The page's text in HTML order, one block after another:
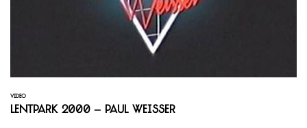
VIDEO
Lentpark 2000 – Paul Weisser